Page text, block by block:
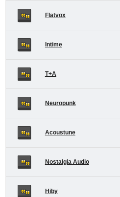
Flatvox
Intime
T+A
Neuropunk
Acoustune
Nostalgia Audio
Hiby